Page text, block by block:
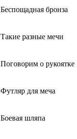
Беспощадная бронза
Такие разные мечи
Поговорим о рукоятке
Футляр для меча
Боевая шляпа